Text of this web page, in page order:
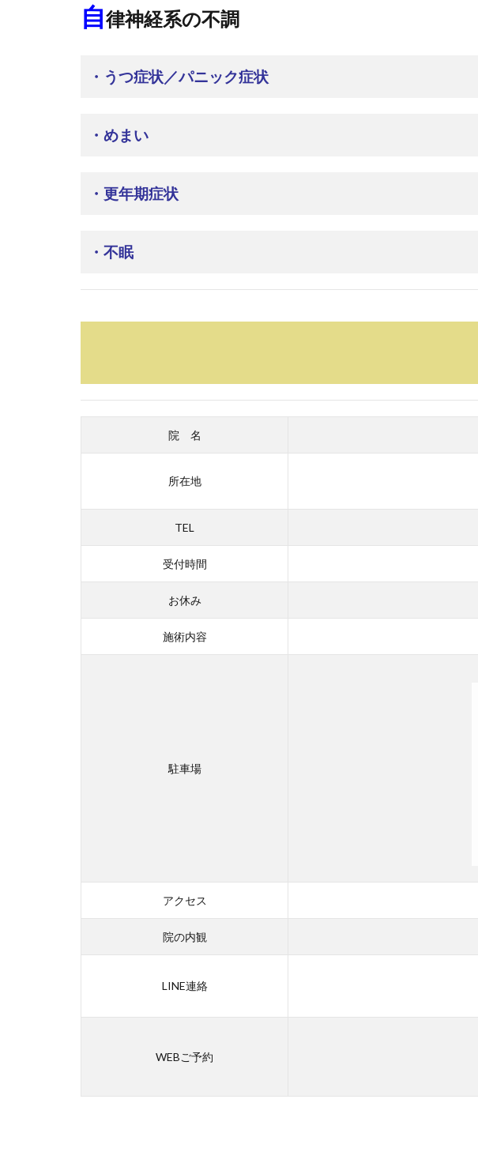
自律神経系の不調
・うつ症状／パニック症状
・めまい
・更年期症状
・不眠
院 名
所在地
TEL
受付時間
お休み
施術内容
駐車場
アクセス
院の内観
LINE連絡
WEBご予約